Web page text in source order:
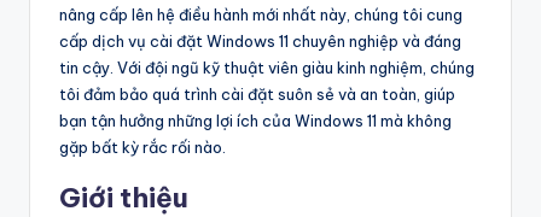
nâng cấp lên hệ điều hành mới nhất này, chúng tôi cung
cấp dịch vụ cài đặt Windows 11 chuyên nghiệp và đáng
tin cậy. Với đội ngũ kỹ thuật viên giàu kinh nghiệm, chúng
tôi đảm bảo quá trình cài đặt suôn sẻ và an toàn, giúp
bạn tận hưởng những lợi ích của Windows 11 mà không
gặp bất kỳ rắc rối nào.
Giới thiệu